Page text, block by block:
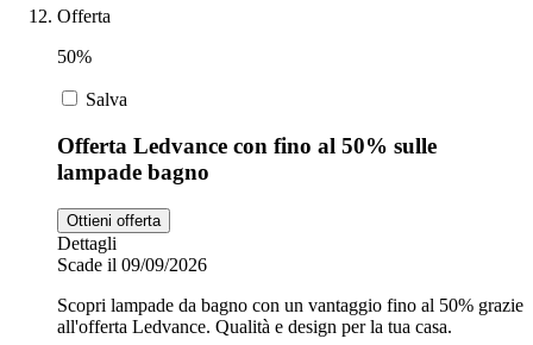
Offerta
50%
Salva
Offerta Ledvance con fino al 50% sulle
lampade bagno
Ottieni offerta
Dettagli
Scade il 09/09/2026
Scopri lampade da bagno con un vantaggio fino al 50% grazie
all'offerta Ledvance. Qualità e design per la tua casa.